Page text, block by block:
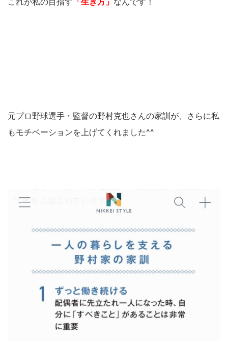
元プロ野球選手・監督の野村克也さんの家訓が、さらに私
もモチベーションを上げてくれました^^